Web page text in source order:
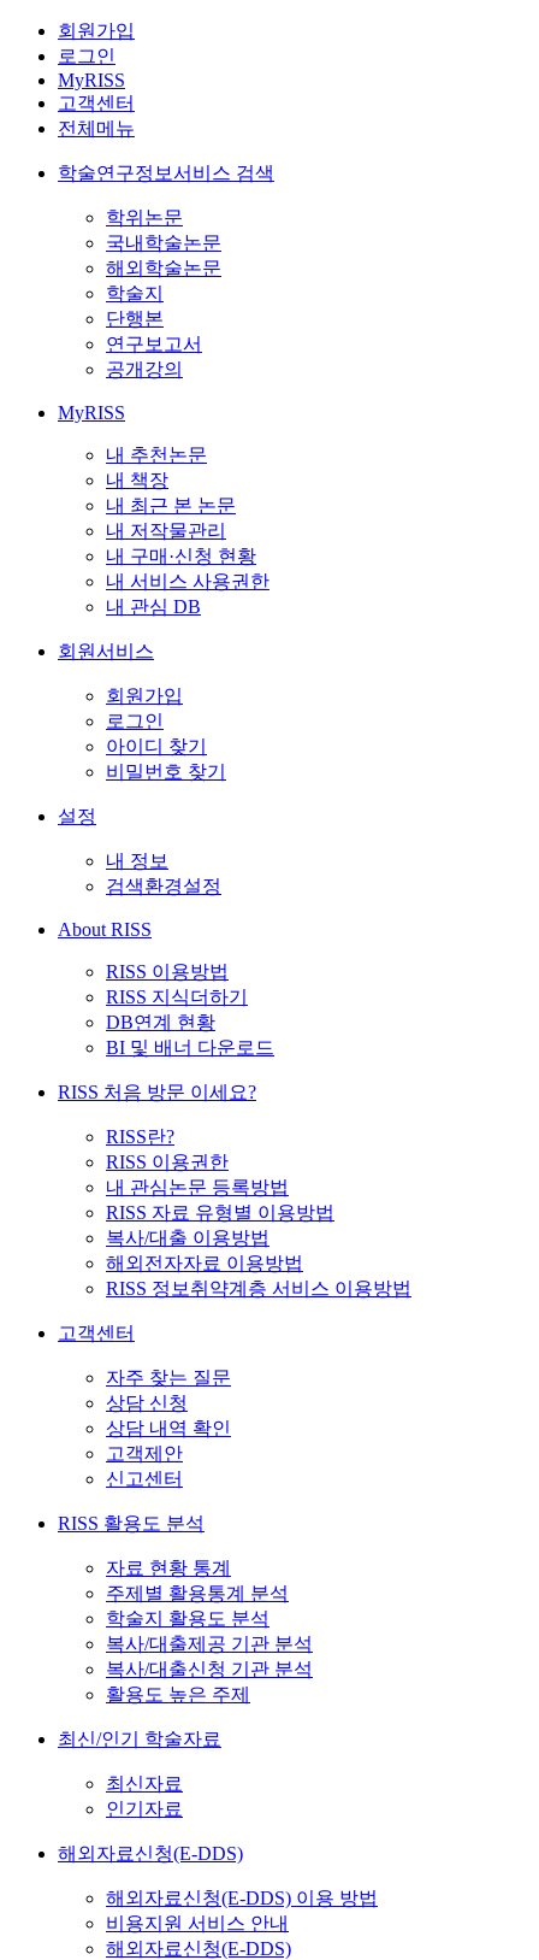
회원가입
로그인
MyRISS
고객센터
전체메뉴
학술연구정보서비스 검색
학위논문
국내학술논문
해외학술논문
학술지
단행본
연구보고서
공개강의
MyRISS
내 추천논문
내 책장
내 최근 본 논문
내 저작물관리
내 구매·신청 현황
내 서비스 사용권한
내 관심 DB
회원서비스
회원가입
로그인
아이디 찾기
비밀번호 찾기
설정
내 정보
검색환경설정
About RISS
RISS 이용방법
RISS 지식더하기
DB연계 현황
BI 및 배너 다운로드
RISS 처음 방문 이세요?
RISS란?
RISS 이용권한
내 관심논문 등록방법
RISS 자료 유형별 이용방법
복사/대출 이용방법
해외전자자료 이용방법
RISS 정보취약계층 서비스 이용방법
고객센터
자주 찾는 질문
상담 신청
상담 내역 확인
고객제안
신고센터
RISS 활용도 분석
자료 현황 통계
주제별 활용통계 분석
학술지 활용도 분석
복사/대출제공 기관 분석
복사/대출신청 기관 분석
활용도 높은 주제
최신/인기 학술자료
최신자료
인기자료
해외자료신청(E-DDS)
해외자료신청(E-DDS) 이용 방법
비용지원 서비스 안내
해외자료신청(E-DDS)